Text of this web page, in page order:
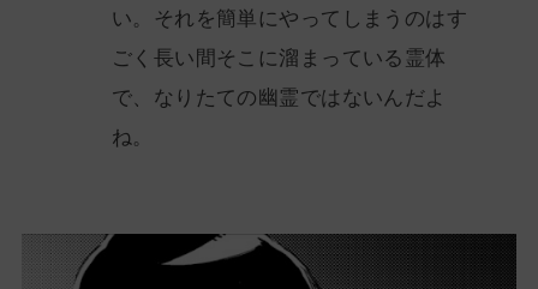
い。それを簡単にやってしまうのはす
ごく長い間そこに溜まっている霊体
で、なりたての幽霊ではないんだよ
ね。